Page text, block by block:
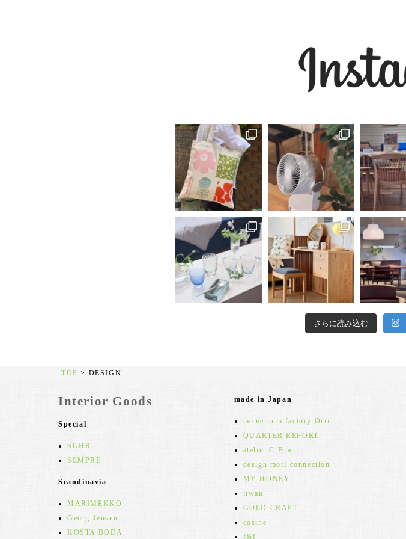
さらに読み込む
TOP > DESIGN
Interior Goods
Special
SGHR
SEMPRE
Scandinavia
MARIMEKKO
Georg Jensen
KOSTA BODA
made in Japan
momentum factory Orii
QUARTER REPORT
atelier C-Brain
design mori connection
MY HONEY
iiwan
GOLD CRAFT
cosine
f&f